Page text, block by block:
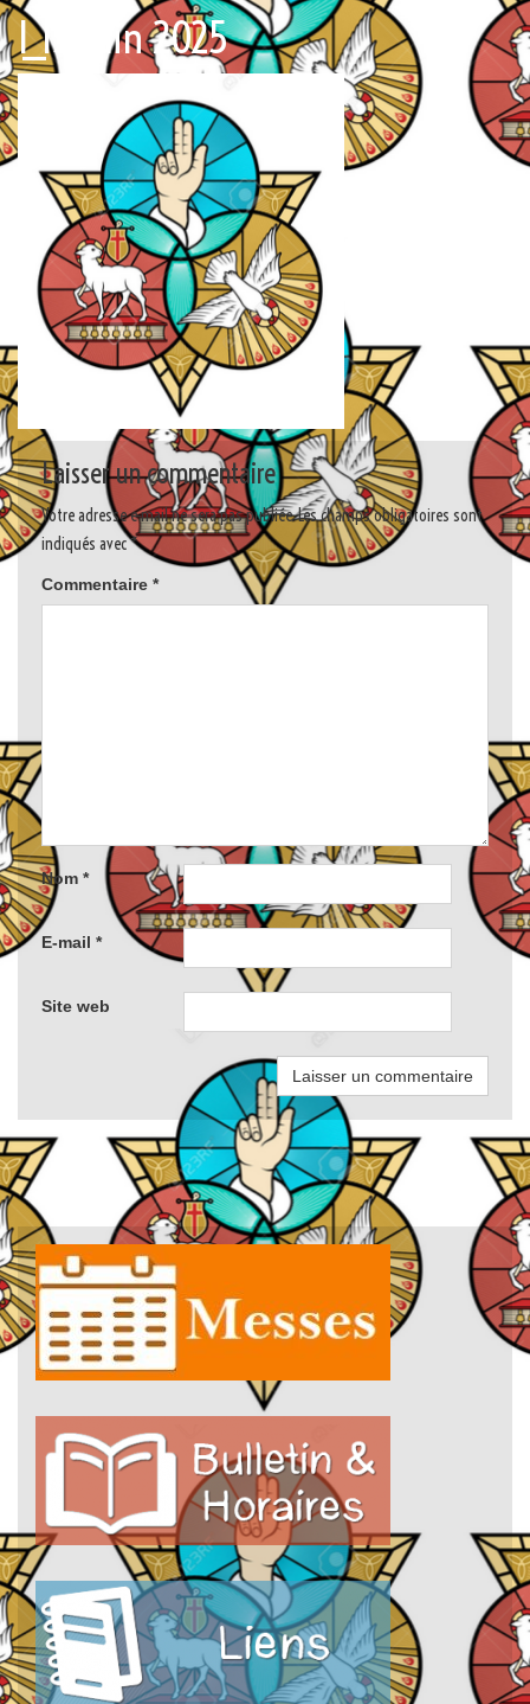
I_15 juin 2025
Laisser un commentaire
Votre adresse e-mail ne sera pas publiée.Les champs obligatoires sont
indiqués avec*
Commentaire *
Nom *
E-mail *
Site web